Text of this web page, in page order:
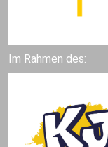
Im Rahmen des: